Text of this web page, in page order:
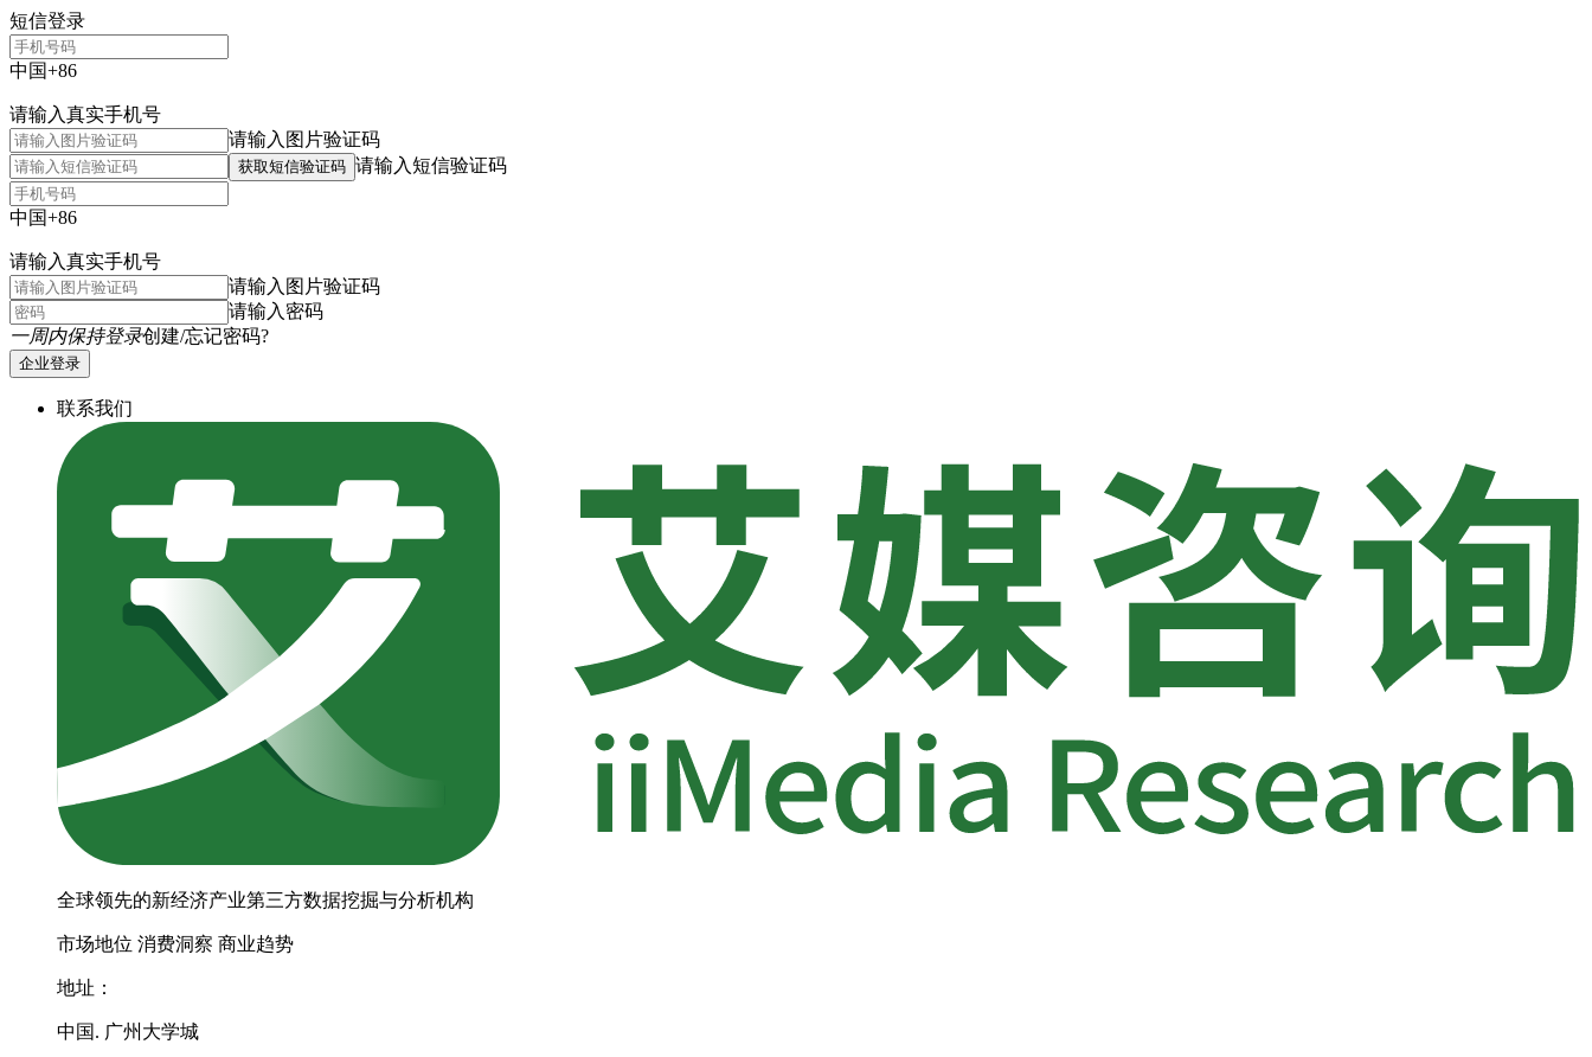
短信登录
中国+86
请输入真实手机号
请输入图片验证码
获取短信验证码 请输入短信验证码
中国+86
请输入真实手机号
请输入图片验证码
请输入密码
一周内保持登录创建/忘记密码?
企业登录
联系我们
全球领先的新经济产业第三方数据挖掘与分析机构
市场地位 消费洞察 商业趋势
地址：
中国. 广州大学城